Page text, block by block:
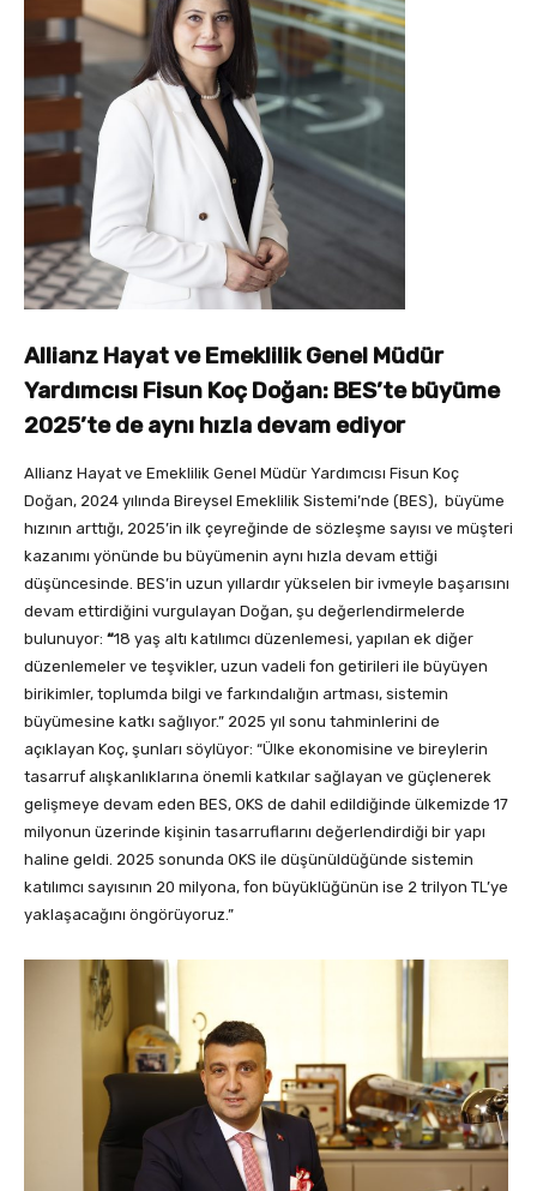
Allianz Hayat ve Emeklilik Genel Müdür
Yardımcısı Fisun Koç Doğan: BES’te büyüme
2025’te de aynı hızla devam ediyor
Allianz Hayat ve Emeklilik Genel Müdür Yardımcısı Fisun Koç
Doğan, 2024 yılında Bireysel Emeklilik Sistemi’nde (BES), büyüme
hızının arttığı, 2025’in ilk çeyreğinde de sözleşme sayısı ve müşteri
kazanımı yönünde bu büyümenin aynı hızla devam ettiği
düşüncesinde. BES’in uzun yıllardır yükselen bir ivmeyle başarısını
devam ettirdiğini vurgulayan Doğan, şu değerlendirmelerde
bulunuyor: “18 yaş altı katılımcı düzenlemesi, yapılan ek diğer
düzenlemeler ve teşvikler, uzun vadeli fon getirileri ile büyüyen
birikimler, toplumda bilgi ve farkındalığın artması, sistemin
büyümesine katkı sağlıyor.” 2025 yıl sonu tahminlerini de
açıklayan Koç, şunları söylüyor: “Ülke ekonomisine ve bireylerin
tasarruf alışkanlıklarına önemli katkılar sağlayan ve güçlenerek
gelişmeye devam eden BES, OKS de dahil edildiğinde ülkemizde 17
milyonun üzerinde kişinin tasarruflarını değerlendirdiği bir yapı
haline geldi. 2025 sonunda OKS ile düşünüldüğünde sistemin
katılımcı sayısının 20 milyona, fon büyüklüğünün ise 2 trilyon TL’ye
yaklaşacağını öngörüyoruz.”